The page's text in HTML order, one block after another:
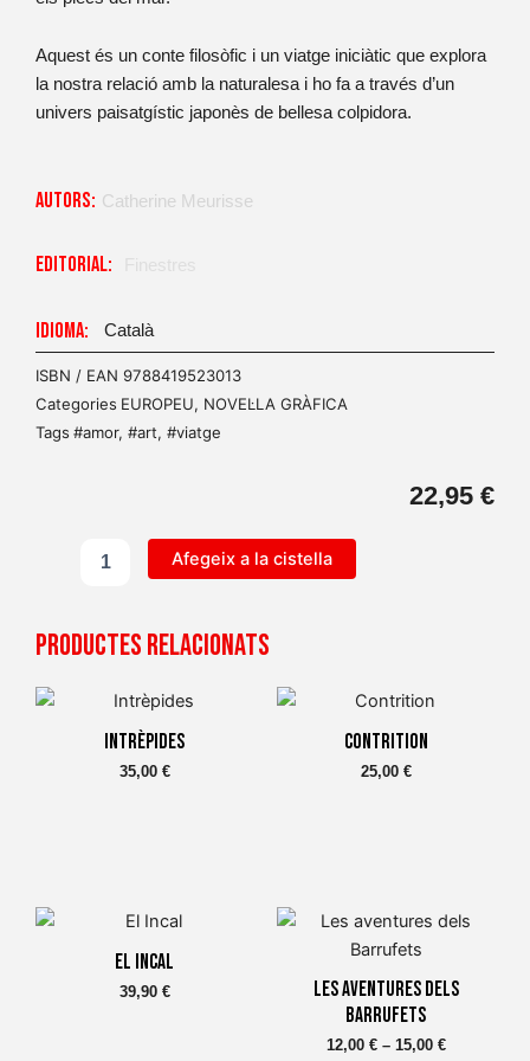
Aquest és un conte filosòfic i un viatge iniciàtic que explora
la nostra relació amb la naturalesa i ho fa a través d’un
univers paisatgístic japonès de bellesa colpidora.
Autors: Catherine Meurisse
Editorial:
Idioma: Català
ISBN / EAN 9788419523013
Categories EUROPEU, NOVEL·LA GRÀFICA
Tags #amor, #art, #viatge
22,95 €
mar
Afegeix a la cistella
Productes relacionats
Intrèpides
35,00 €
Contrition
25,00 €
El Incal
39,90 €
Les aventures dels
Barrufets
12,00 € – 15,00 €
Interval
preus:
a
Aquest
producte
té
diverses
variants.